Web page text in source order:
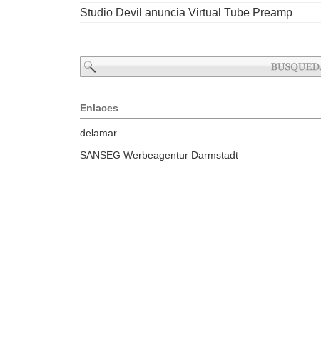
Studio Devil anuncia Virtual Tube Preamp
Enlaces
delamar
SANSEG Werbeagentur Darmstadt